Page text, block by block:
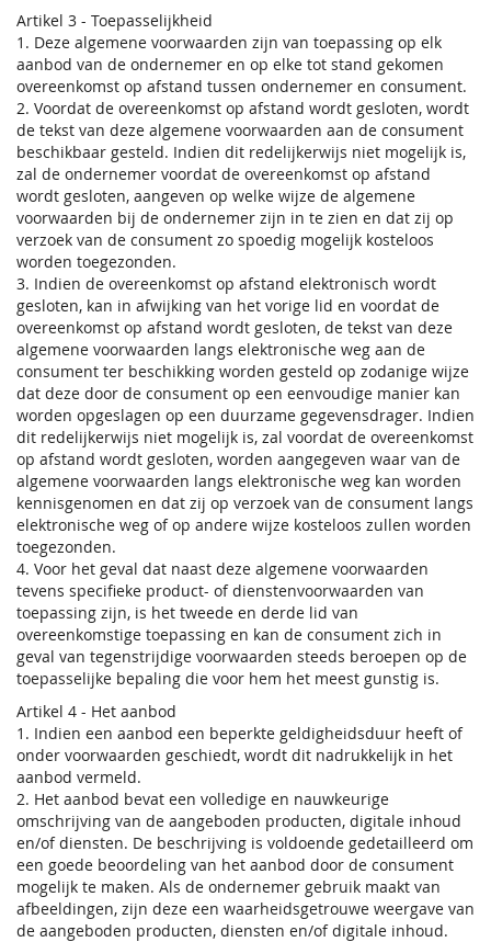
Artikel 3 - Toepasselijkheid
1. Deze algemene voorwaarden zijn van toepassing op elk
aanbod van de ondernemer en op elke tot stand gekomen
overeenkomst op afstand tussen ondernemer en consument.
2. Voordat de overeenkomst op afstand wordt gesloten, wordt
de tekst van deze algemene voorwaarden aan de consument
beschikbaar gesteld. Indien dit redelijkerwijs niet mogelijk is,
zal de ondernemer voordat de overeenkomst op afstand
wordt gesloten, aangeven op welke wijze de algemene
voorwaarden bij de ondernemer zijn in te zien en dat zij op
verzoek van de consument zo spoedig mogelijk kosteloos
worden toegezonden.
3. Indien de overeenkomst op afstand elektronisch wordt
gesloten, kan in afwijking van het vorige lid en voordat de
overeenkomst op afstand wordt gesloten, de tekst van deze
algemene voorwaarden langs elektronische weg aan de
consument ter beschikking worden gesteld op zodanige wijze
dat deze door de consument op een eenvoudige manier kan
worden opgeslagen op een duurzame gegevensdrager. Indien
dit redelijkerwijs niet mogelijk is, zal voordat de overeenkomst
op afstand wordt gesloten, worden aangegeven waar van de
algemene voorwaarden langs elektronische weg kan worden
kennisgenomen en dat zij op verzoek van de consument langs
elektronische weg of op andere wijze kosteloos zullen worden
toegezonden.
4. Voor het geval dat naast deze algemene voorwaarden
tevens specifieke product- of dienstenvoorwaarden van
toepassing zijn, is het tweede en derde lid van
overeenkomstige toepassing en kan de consument zich in
geval van tegenstrijdige voorwaarden steeds beroepen op de
toepasselijke bepaling die voor hem het meest gunstig is.
Artikel 4 - Het aanbod
1. Indien een aanbod een beperkte geldigheidsduur heeft of
onder voorwaarden geschiedt, wordt dit nadrukkelijk in het
aanbod vermeld.
2. Het aanbod bevat een volledige en nauwkeurige
omschrijving van de aangeboden producten, digitale inhoud
en/of diensten. De beschrijving is voldoende gedetailleerd om
een goede beoordeling van het aanbod door de consument
mogelijk te maken. Als de ondernemer gebruik maakt van
afbeeldingen, zijn deze een waarheidsgetrouwe weergave van
de aangeboden producten, diensten en/of digitale inhoud.